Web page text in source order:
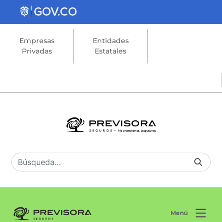
Saltar al contenido principal
Empresas
Privadas
Entidades
Estatales
Menú